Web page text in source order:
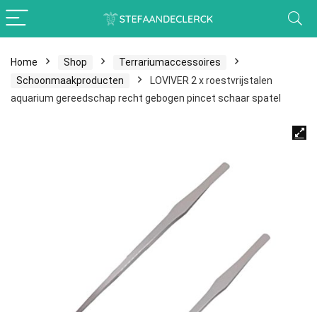
Home Shop
Terrariumaccessoires
Schoonmaakproducten
LOVIVER 2 x roestvrijstalen
aquarium gereedschap recht gebogen pincet schaar spatel